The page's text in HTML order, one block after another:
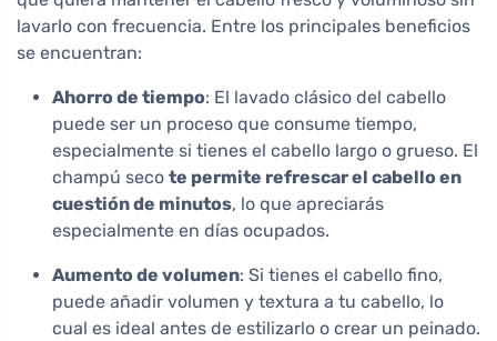
lavarlo con frecuencia. Entre los principales beneficios
se encuentran:
Ahorro de tiempo: El lavado clásico del cabello
puede ser un proceso que consume tiempo,
especialmente si tienes el cabello largo o grueso. El
champú seco te permite refrescar el cabello en
cuestión de minutos, lo que apreciarás
especialmente en días ocupados.
Aumento de volumen: Si tienes el cabello fino,
puede añadir volumen y textura a tu cabello, lo
cual es ideal antes de estilizarlo o crear un peinado.